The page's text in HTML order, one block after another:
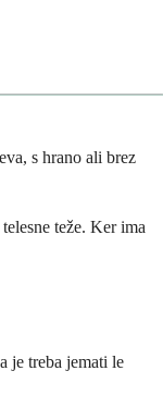
s hrano ali brez
teže. Ker ima
je treba jemati le